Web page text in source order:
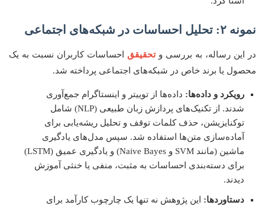
نمونه ۲: تحلیل احساسات در شبکه‌های اجتماعی
در این رساله، به بررسی وتحقیقق احساسات کاربران نسبت به یک
محصول یا برند خاص در شبکه‌های اجتماعی پرداخته شد.
رویکرد و داده‌ها: داده‌ها از توییتر و اینستاگرام جمع‌آوری
شدند. از تکنیک‌های پردازش زبان طبیعی (NLP) شامل
توکنایزیشن، حذف کلمات توقف و تحلیل ریشه‌یابی برای
آماده‌سازی متن‌ها استفاده شد. سپس مدل‌های یادگیری
ماشین (مانند SVM و Naive Bayes) و یادگیری عمیق (LSTM)
برای دسته‌بندی احساسات به مثبت، منفی یا خنثی آموزش
دیدند.
دستاوردها: این پژوهش نه تنها یک چارچوب کارآمد برای